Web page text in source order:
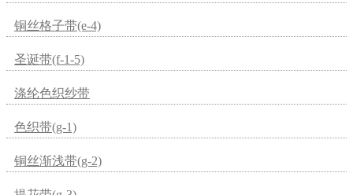
铜丝格子带(e-4)
圣诞带(f-1-5)
涤纶色织纱带
色织带(g-1)
铜丝渐浅带(g-2)